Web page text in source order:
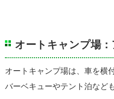
オートキャンプ場
オートキャンプ場は、車を横
バーベキューやテント泊など